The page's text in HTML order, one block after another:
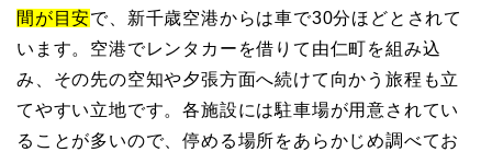
間が目安で、新千歳空港からは車で30分ほどとされて
います。空港でレンタカーを借りて由仁町を組み込
み、その先の空知や夕張方面へ続けて向かう旅程も立
てやすい立地です。各施設には駐車場が用意されてい
ることが多いので、停める場所をあらかじめ調べてお